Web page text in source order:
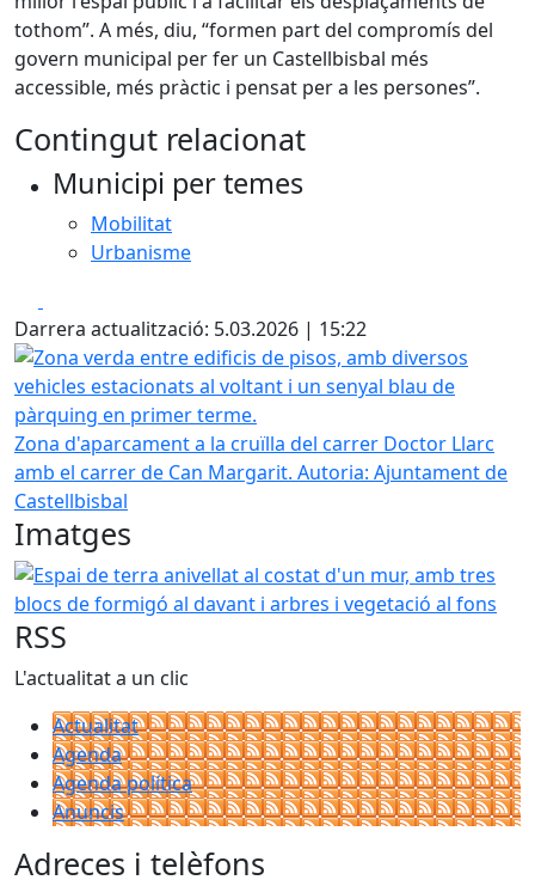
tothom”. A més, diu, “formen part del compromís del
govern municipal per fer un Castellbisbal més
accessible, més pràctic i pensat per a les persones”.
Contingut relacionat
Municipi per temes
Mobilitat
Urbanisme
Darrera actualització: 5.03.2026 | 15:22
Zona verda entre edificis de pisos, amb diversos
Zona d'aparcament a la cruïlla del carrer Doctor Llarc
amb el carrer de Can Margarit. Autoria: Ajuntament de
Castellbisbal
Imatges
Espai de terra anivellat al costat d'un mur, amb tres
RSS
L'actualitat a un clic
Actualitat
Agenda
Agenda política
Anuncis
Adreces i telèfons